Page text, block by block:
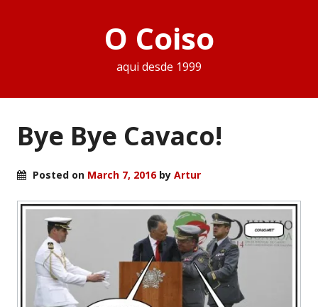
O Coiso
aqui desde 1999
Bye Bye Cavaco!
Posted on March 7, 2016by Artur